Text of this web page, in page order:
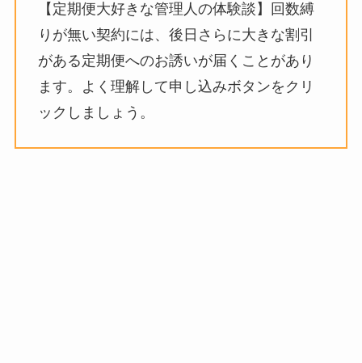
【定期便大好きな管理人の体験談】回数縛
りが無い契約には、後日さらに大きな割引
がある定期便へのお誘いが届くことがあり
ます。よく理解して申し込みボタンをクリ
ックしましょう。